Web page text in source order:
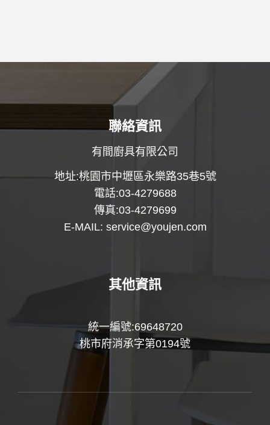
聯絡資訊
有間廚具有限公司
地址:桃園市中壢區永樂路35巷5號
電話:03-4279688
傳真:03-4279699
E-MAIL: service@youjen.com
其他資訊
統一編號:69648720
桃市府消承字第0194號